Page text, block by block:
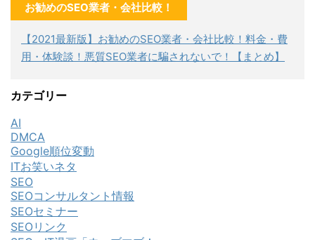
お勧めのSEO業者・会社比較！
【2021最新版】お勧めのSEO業者・会社比較！料金・費
用・体験談！悪質SEO業者に騙されないで！【まとめ】
カテゴリー
AI
DMCA
Google順位変動
ITお笑いネタ
SEO
SEOコンサルタント情報
SEOセミナー
SEOリンク